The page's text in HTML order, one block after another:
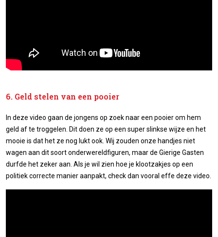
6. Geld stelen van een pooier
In deze video gaan de jongens op zoek naar een pooier om hem
geld af te troggelen. Dit doen ze op een super slinkse wijze en het
mooie is dat het ze nog lukt ook. Wij zouden onze handjes niet
wagen aan dit soort onderwereldfiguren, maar de Gierige Gasten
durfde het zeker aan. Als je wil zien hoe je klootzakjes op een
politiek correcte manier aanpakt, check dan vooral effe deze video.